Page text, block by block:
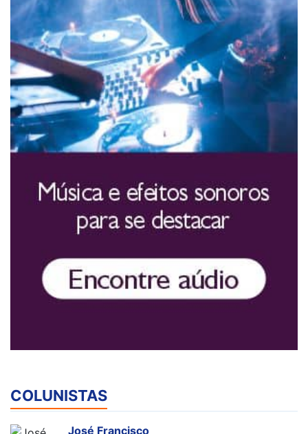
COLUNISTAS
José Francisco